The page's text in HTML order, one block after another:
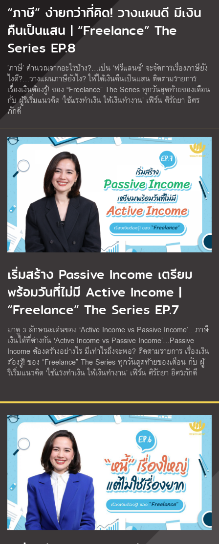
“ภาษี” ง่ายกว่าที่คิด! วางแผนดี มีเงิน
คืนเป็นแสน | “Freelance” The
Series EP.8
’ภาษี’ คำนวณจากอะไรบ้าง?…เป็น ‘ฟรีแลนซ์’ จะจัดการเรื่องภาษียัง
ไงดี?…วางแผนภาษียังไง? ให้ได้เงินคืนเป็นแสน ติดตามรายการ
เรื่องเงินต้องรู้! ของ “Freelance” The Series ทุกวันสุดท้ายของเดือน
กับ ผู้ริเริ่มแนวคิด ‘ใช้แรงทําเงิน ให้เงินทํางาน’ เฟิร์น ศิรัถยา อิศร
ภักดี
เริ่มสร้าง Passive Income เตรียม
พร้อมวันที่ไม่มี Active Income |
“Freelance” The Series EP.7
มาดู 3 ลักษณะเด่นของ ‘Active Income vs Passive Income’…ภาษี
เงินได้ที่ต่างกัน ‘Active Income vs Passive Income’…Passive
Income ต้องสร้างอย่างไร มีเท่าไรถึงจะพอ? ติดตามรายการ เรื่องเงิน
ต้องรู้! ของ “Freelance” The Series ทุกวันสุดท้ายของเดือน กับ ผู้
ริเริ่มแนวคิด ‘ใช้แรงทําเงิน ให้เงินทํางาน’ เฟิร์น ศิรัถยา อิศรภักดี